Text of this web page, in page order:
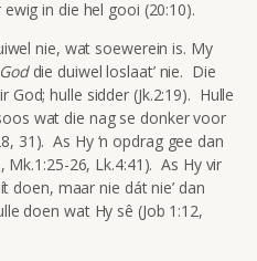
in die hel gooi (20:10).
nie, wat soewerein is. My
God die duiwel loslaat’ nie. Die
God; hulle sidder (Jk.2:19). Hulle
wat die nag se donker voor
31). As Hy ‘n opdrag gee dan
Mk.1:25-26, Lk.4:41). As Hy vir
doen, maar nie dát nie’ dan
doen wat Hy sê (Job 1:12,